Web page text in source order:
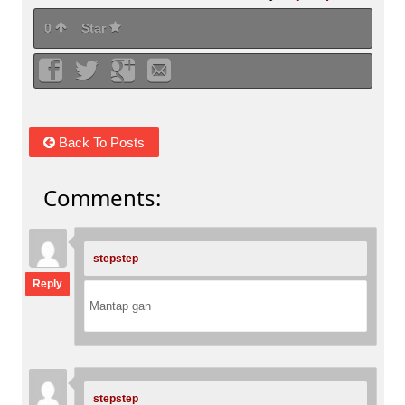
0 Star
Back To Posts
Comments:
:Reply
stepstep
Mantap gan
stepstep